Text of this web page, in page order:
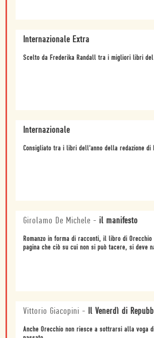
Internazionale Extra
Scelto da Frederika Randall tra i migliori libri del
Internazionale
Consigliato tra i libri dell'anno della redazione di
Girolamo De Michele - il manifesto
Romanzo in forma di racconti, il libro di
pagina che ciò su cui non si può tacere, si deve
Vittorio Giacopini - Il Venerdì di
Anche Orecchio non riesce a sottrarsi alla voga